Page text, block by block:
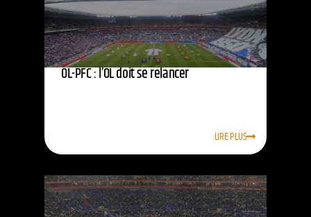
OL-PFC : l’OL doit se relancer
LIRE PLUS